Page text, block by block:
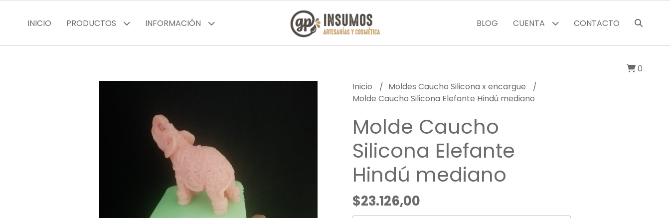
INICIO PRODUCTOS INFORMACIÓN BLOG CUENTA CONTACTO
0
Inicio
Moldes Caucho Silicona x encargue
Molde Caucho Silicona Elefante Hindú mediano
Molde Caucho
Silicona Elefante
Hindú mediano
$23.126,00